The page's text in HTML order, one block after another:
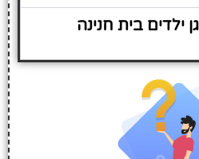
בית חנינה